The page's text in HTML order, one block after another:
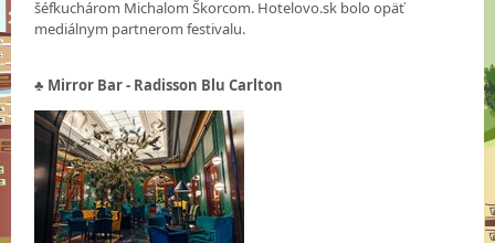
šéfkuchárom Michalom Škorcom. Hotelovo.sk bolo opäť
mediálnym partnerom festivalu.
♣ Mirror Bar - Radisson Blu Carlton